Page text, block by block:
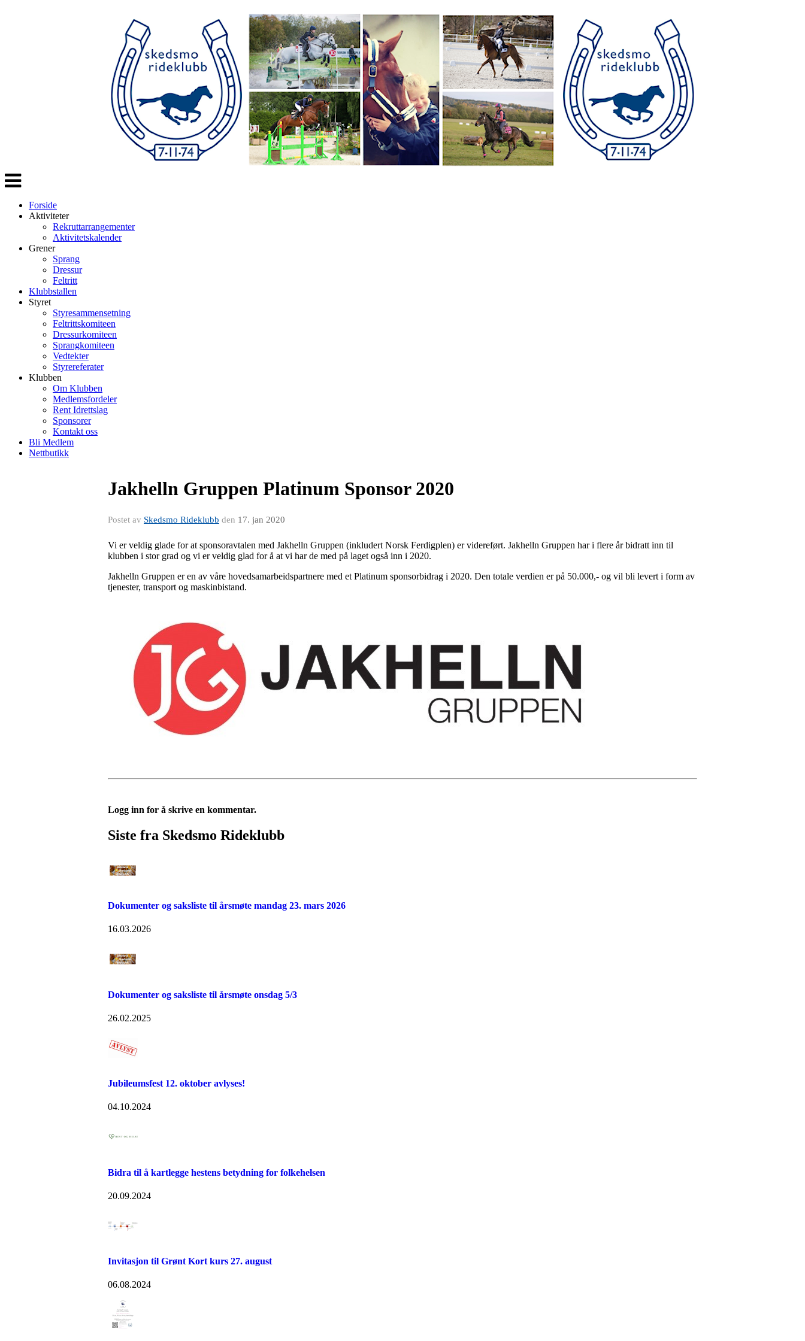
Veksle
navigasjon
Forside
Aktiviteter
Rekruttarrangementer
Aktivitetskalender
Grener
Sprang
Dressur
Feltritt
Klubbstallen
Styret
Styresammensetning
Feltrittskomiteen
Dressurkomiteen
Sprangkomiteen
Vedtekter
Styrereferater
Klubben
Om Klubben
Medlemsfordeler
Rent Idrettslag
Sponsorer
Kontakt oss
Bli Medlem
Nettbutikk
Jakhelln Gruppen Platinum Sponsor 2020
Postet av Skedsmo Rideklubb den 17. jan 2020
Vi er veldig glade for at sponsoravtalen med Jakhelln Gruppen (inkludert Norsk Ferdigplen) er videreført. Jakhelln Gruppen har i flere år bidratt inn til
klubben i stor grad og vi er veldig glad for å at vi har de med på laget også inn i 2020.
Jakhelln Gruppen er en av våre hovedsamarbeidspartnere med et Platinum sponsorbidrag i 2020. Den totale verdien er på 50.000,- og vil bli levert i form av
tjenester, transport og maskinbistand.
Logg inn for å skrive en kommentar.
Siste fra Skedsmo Rideklubb
Dokumenter og saksliste til årsmøte mandag 23. mars 2026
16.03.2026
Dokumenter og saksliste til årsmøte onsdag 5/3
26.02.2025
Jubileumsfest 12. oktober avlyses!
04.10.2024
Bidra til å kartlegge hestens betydning for folkehelsen
20.09.2024
Invitasjon til Grønt Kort kurs 27. august
06.08.2024